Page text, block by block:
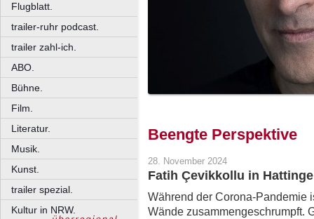
Flugblatt.
trailer-ruhr podcast.
trailer zahl-ich.
ABO.
Bühne.
Film.
Literatur.
Musik.
Kunst.
trailer spezial.
Kultur in NRW.
Beengte Perspektive
28. November 2024
Fatih Çevikkollu in
Während der Corona-Pandemie
Wände zusammengeschrumpft.